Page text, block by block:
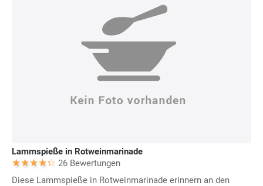
Lammspieße in Rotweinmarinade
26 Bewertungen
Diese Lammspieße in Rotweinmarinade erinnern an den